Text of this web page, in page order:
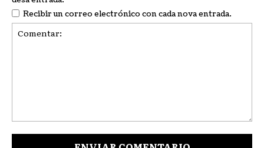
Recibir un correo electrónico con cada nova entrada.